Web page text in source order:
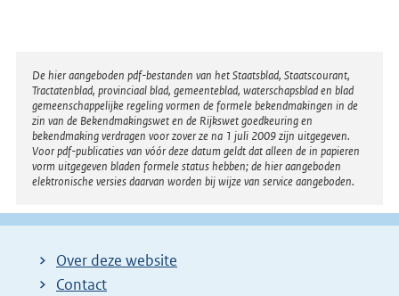
Disclaimer
De hier aangeboden pdf-bestanden van het Staatsblad, Staatscourant,
Tractatenblad, provinciaal blad, gemeenteblad, waterschapsblad en blad
gemeenschappelijke regeling vormen de formele bekendmakingen in de
zin van de Bekendmakingswet en de Rijkswet goedkeuring en
bekendmaking verdragen voor zover ze na 1 juli 2009 zijn uitgegeven.
Voor pdf-publicaties van vóór deze datum geldt dat alleen de in papieren
vorm uitgegeven bladen formele status hebben; de hier aangeboden
elektronische versies daarvan worden bij wijze van service aangeboden.
Over deze website
Contact